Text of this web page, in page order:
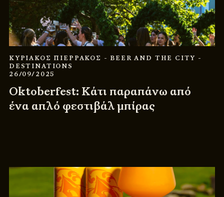
ΚΥΡΙΑΚΟΣ ΠΙΕΡΡΑΚΟΣ - BEER AND THE CITY -
DESTINATIONS
26/09/2025
Oktoberfest: Κάτι παραπάνω από
ένα απλό φεστιβάλ μπίρας